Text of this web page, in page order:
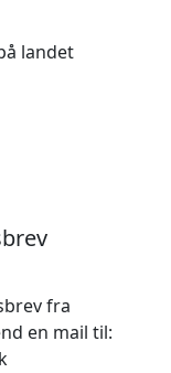
landet
fra
en mail til: